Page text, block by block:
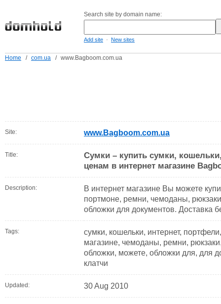
Search site by domain name:
Add site - New sites
Home / com.ua / www.Bagboom.com.ua
Site: www.Bagboom.com.ua
Title:
Сумки – купить сумки,
ценам в интернет магазине
Description:
В интернет магазине Вы можете
портмоне, ремни, чемоданы,
обложки для документов. Доставка
Tags:
сумки, кошельки, интернет,
магазине, чемоданы, ремни,
обложки, можете, обложки для, для
клатчи
Updated: 30 Aug 2010